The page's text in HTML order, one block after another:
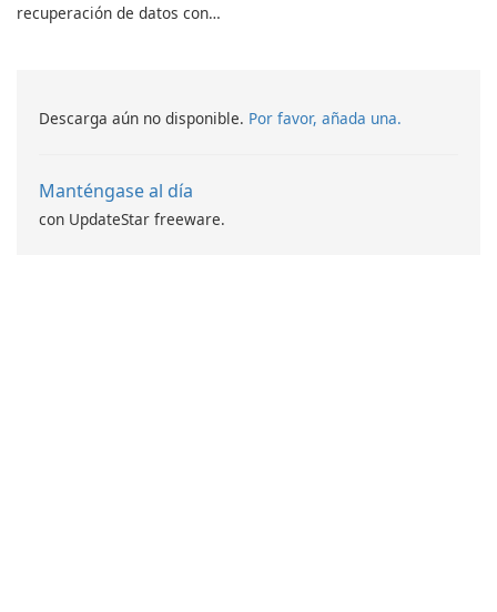
recuperación de datos con
Descarga aún no disponible. Por favor, añada una.
Manténgase al día
con UpdateStar freeware.